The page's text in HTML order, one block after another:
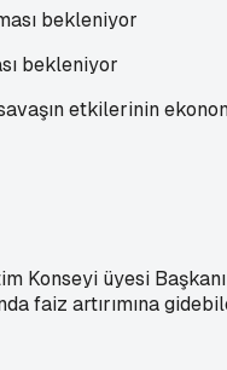
bekleniyor
etkilerinin
Konseyi üyesi
faiz artırımına